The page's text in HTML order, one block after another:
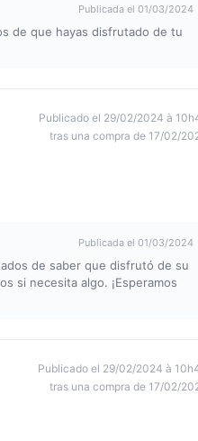
Publicada el 01/03/2024
de que hayas disfrutado de tu
Publicado el 29/02/2024 à
tras una compra de 17/02/
Publicada el 01/03/2024
de saber que disfrutó de su
si necesita algo. ¡Esperamos
Publicado el 29/02/2024 à
tras una compra de 17/02/